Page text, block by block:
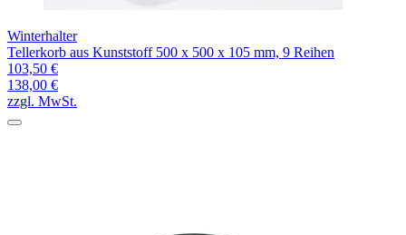
Winterhalter
Tellerkorb aus Kunststoff 500 x 500 x 105 mm, 9 Reihen
103,50 €
138,00 €
zzgl. MwSt.